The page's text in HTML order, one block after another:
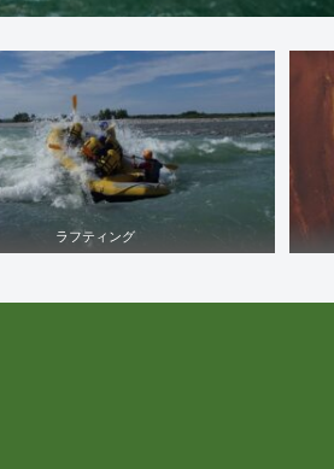
ラフティング